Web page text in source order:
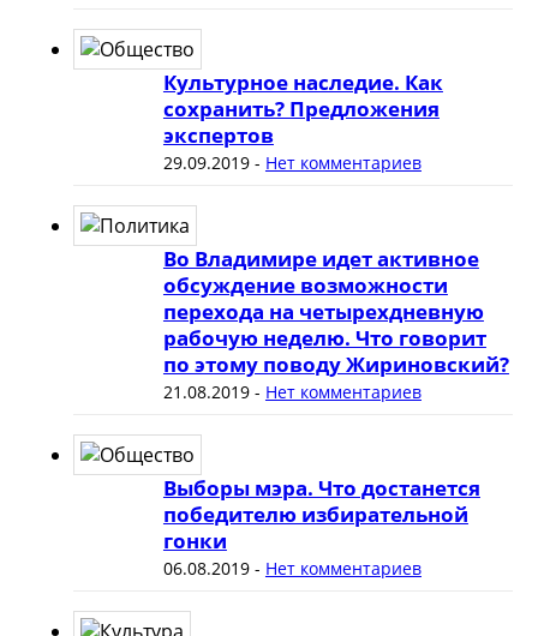
Культурное наследие. Как
сохранить? Предложения
экспертов
29.09.2019- Нет комментариев
Во Владимире идет активное
обсуждение возможности
перехода на четырехдневную
рабочую неделю. Что говорит
по этому поводу Жириновский?
21.08.2019- Нет комментариев
Выборы мэра. Что достанется
победителю избирательной
гонки
06.08.2019- Нет комментариев